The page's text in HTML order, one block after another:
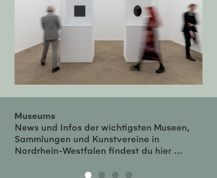
Museums
News und Infos der wichtigsten Museen,
Sammlungen und Kunstvereine in
Nordrhein-Westfalen findest du hier ...